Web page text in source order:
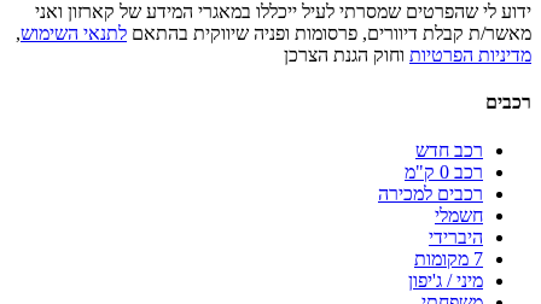
ידוע לי שהפרטים שמסרתי לעיל ייכללו במאגרי המידע של קארזון ואני
מאשר/ת קבלת דיוורים, פרסומות ופניה שיווקית בהתאם לתנאי השימוש,
מדיניות הפרטיות וחוק הגנת הצרכן
רכבים
רכב חדש
רכב 0 ק"מ
רכבים למכירה
חשמלי
היברידי
7 מקומות
מיני / ג'יפון